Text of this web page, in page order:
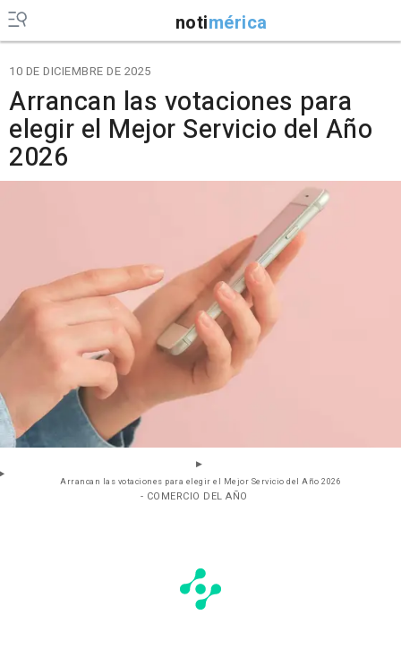
notimérica
10 DE DICIEMBRE DE 2025
Arrancan las votaciones para
elegir el Mejor Servicio del Año
2026
Arrancan las votaciones para elegir el Mejor Servicio del Año 2026
- COMERCIO DEL AÑO